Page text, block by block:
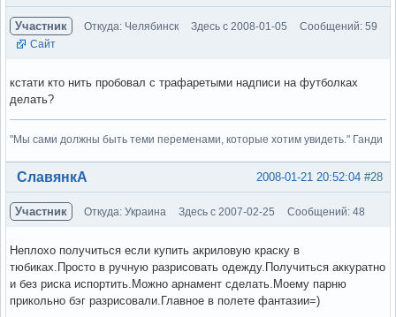
Участник Откуда: Челябинск Здесь с 2008-01-05
Сообщений: 59
Сайт
кстати кто нить пробовал с трафаретыми надписи на футболках
делать?
"Мы сами должны быть теми переменами, которые хотим увидеть." Ганди
Вне форума #28
2008-01-21 20:52:04
СлавянкА
Участник Откуда: Украина Здесь с 2007-02-25 Сообщений: 48
Неплохо получиться если купить акриловую краску в
тюбиках.Просто в ручную разрисовать одежду.Получиться аккуратно
и без риска испортить.Можно арнамент сделать.Моему парню
прикольно бэг разрисовали.Главное в полете фантазии=)